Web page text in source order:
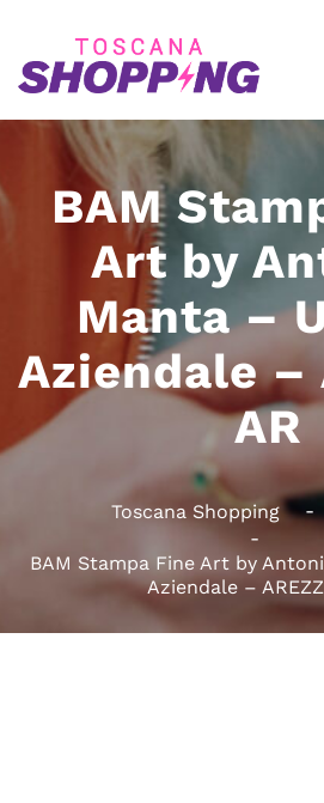
BAM
Art by
Manta –
Aziendale –
AR
Toscana Shopping
BAM Stampa Fine Art by
Aziendale –